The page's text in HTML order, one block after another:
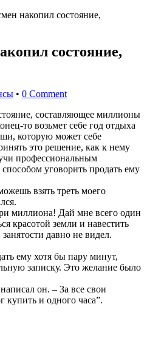
накопил состояние,
состояние,
• 0 Comment
составляющее миллионы
то возьмет себе год отдыха
которую может себе
это решение, как к нему
профессиональным
уговорить продать ему
взять треть моего
миллиона! Дай мне всего один
красотой земли и навестить
давно не видел.
ему хотя бы пару минут,
записку. Это желание было
он. – За все свои
купить и одного часа”.